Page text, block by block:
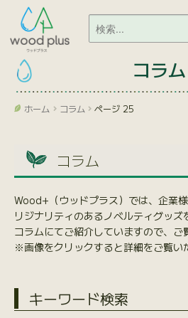
コラム
ホーム コラム ページ 25
コラム
Wood+（ウッドプラス）では、企業
リジナリティのあるノベルティグッ
コラムにてご紹介していますので、ご
※画像をクリックすると詳細をご覧い
キーワード検索